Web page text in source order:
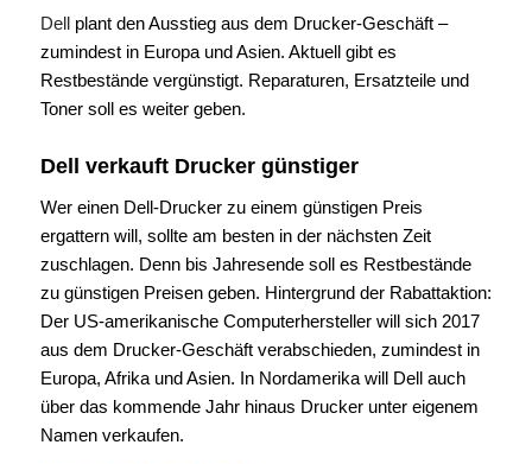
Dellplant den Ausstieg aus dem Drucker-Geschäft –
zumindest in Europa und Asien. Aktuell gibt es
Restbestände vergünstigt. Reparaturen, Ersatzteile und
Toner soll es weiter geben.
Dell verkauft Drucker günstiger
Wer einen Dell-Drucker zu einem günstigen Preis
ergattern will, sollte am besten in der nächsten Zeit
zuschlagen. Denn bis Jahresende soll es Restbestände
zu günstigen Preisen geben. Hintergrund der Rabattaktion:
Der US-amerikanische Computerhersteller will sich 2017
aus dem Drucker-Geschäft verabschieden, zumindest in
Europa, Afrika und Asien. In Nordamerika will Dell auch
über das kommende Jahr hinaus Drucker unter eigenem
Namen verkaufen.